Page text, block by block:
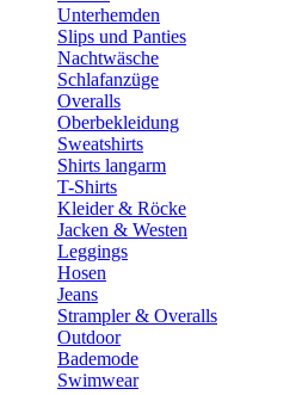
Unterhemden
Slips und Panties
Nachtwäsche
Schlafanzüge
Overalls
Oberbekleidung
Sweatshirts
Shirts langarm
T-Shirts
Kleider & Röcke
Jacken & Westen
Leggings
Hosen
Jeans
Strampler & Overalls
Outdoor
Bademode
Swimwear